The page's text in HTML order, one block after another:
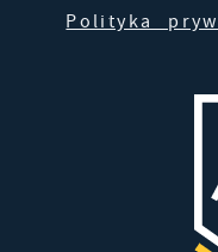
Polityka